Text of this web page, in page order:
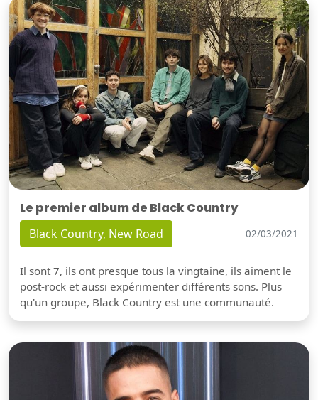
Le premier album de Black Country
Black Country, New Road 02/03/2021
Il sont 7, ils ont presque tous la vingtaine, ils aiment le
post-rock et aussi expérimenter différents sons. Plus
qu'un groupe, Black Country est une communauté.